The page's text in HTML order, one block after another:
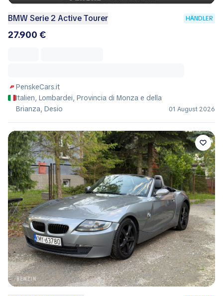
BMW Serie 2 Active Tourer HÄNDLER
27.900 €
PenskeCars.it
Italien, Lombardei, Provincia di Monza e della
Brianza, Desio
01 August 2026